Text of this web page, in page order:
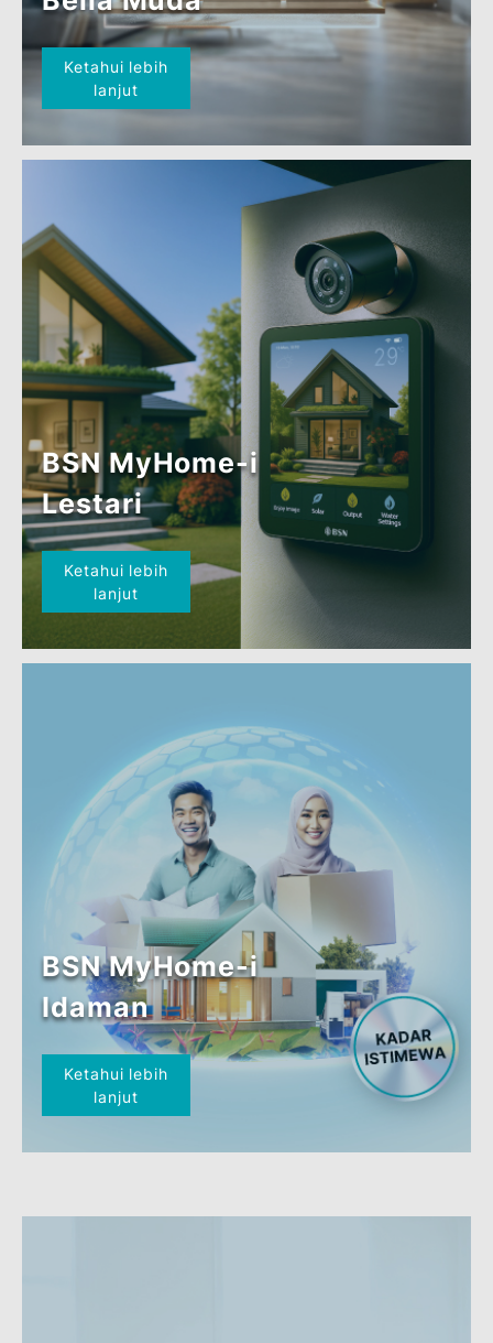
BSN ASB-i / ASB2-i Term
Financing
PEMBIAYAAN HARTANAH
BSN MyHome-i
Belia Muda
Ketahui lebih
lanjut